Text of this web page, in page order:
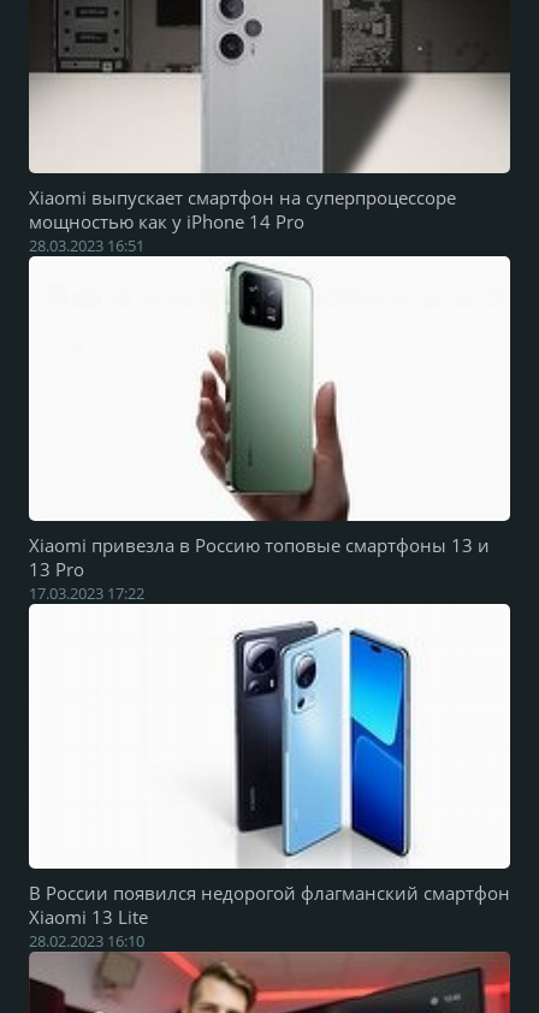
Xiaomi выпускает смартфон на суперпроцессоре
мощностью как у iPhone 14 Pro
28.03.2023 16:51
Xiaomi привезла в Россию топовые смартфоны 13 и
13 Pro
17.03.2023 17:22
В России появился недорогой флагманский смартфон
Xiaomi 13 Lite
28.02.2023 16:10